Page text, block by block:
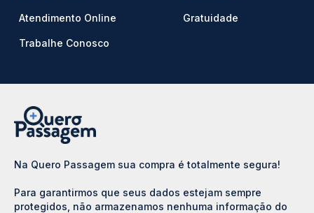
Atendimento Online
Trabalhe Conosco
Gratuidade
Na Quero Passagem sua compra é totalmente segura!
Para garantirmos que seus dados estejam sempre
protegidos, não armazenamos nenhuma informação do